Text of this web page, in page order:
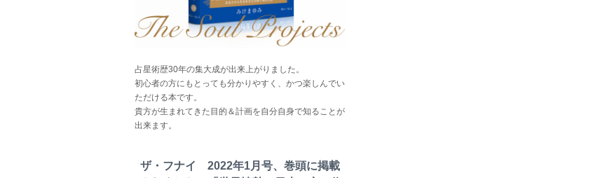
占星術歴30年の集大成が出来上がりました。
初心者の方にもとっても分かりやすく、かつ楽しんでい
ただける本です。
貴方が生まれてきた目的＆計画を自分自身で知ることが
出来ます。
ザ・フナイ 2022年1月号、巻頭に掲載